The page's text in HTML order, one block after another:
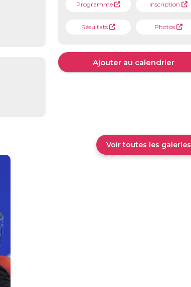
Programme Inscription
Résultats Photos
Ajouter au calendrier
Voir toutes les galeries